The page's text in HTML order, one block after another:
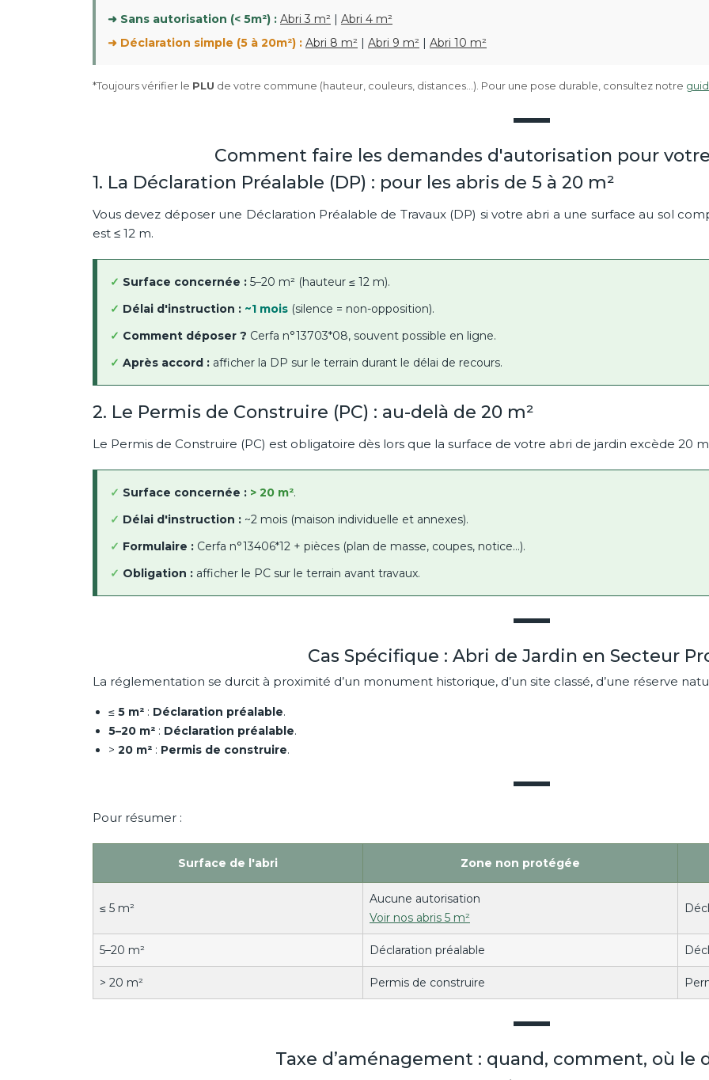
➜ Sans autorisation (< 5m²) : Abri 3 m² | Abri 4 m²
➜ Déclaration simple (5 à 20m²) : Abri 8 m² | Abri 9 m² | Abri 10 m²
*Toujours vérifier le PLU de votre commune (hauteur, couleurs, distances…). Pour une pose durable, consultez notre
Comment faire les demandes d'autorisation pour
1. La Déclaration Préalable (DP) : pour les abris de 5 à 20 m²
Vous devez déposer une Déclaration Préalable de Travaux (DP) si votre abri a une surface au sol
est ≤ 12 m.
✓ Surface concernée : 5–20 m² (hauteur ≤ 12 m).
✓ Délai d'instruction : ~1 mois (silence = non-opposition).
✓ Comment déposer ? Cerfa n°13703*08, souvent possible en ligne.
✓ Après accord : afficher la DP sur le terrain durant le délai de recours.
2. Le Permis de Construire (PC) : au-delà de 20 m²
Le Permis de Construire (PC) est obligatoire dès lors que la surface de votre abri de jardin excède 20
✓ Surface concernée : > 20 m².
✓ Délai d'instruction : ~2 mois (maison individuelle et annexes).
✓ Formulaire : Cerfa n°13406*12 + pièces (plan de masse, coupes, notice…).
✓ Obligation : afficher le PC sur le terrain avant travaux.
Cas Spécifique : Abri de Jardin en Secteur
La réglementation se durcit à proximité d’un monument historique, d’un site classé, d’une réserve
≤ 5 m² : Déclaration préalable.
5–20 m² : Déclaration préalable.
> 20 m² : Permis de construire.
Pour résumer :
Surface de l'abri Zone non protégée
≤ 5 m²
Aucune autorisation
Voir nos abris 5 m²
5–20 m² Déclaration préalable
> 20 m² Permis de construire
Taxe d’aménagement : quand, comment, où le